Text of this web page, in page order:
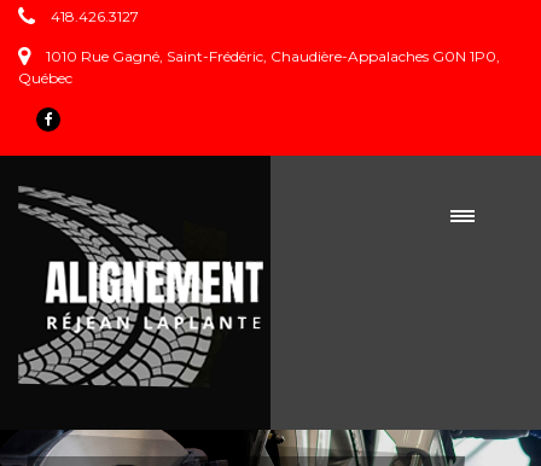
418.426.3127
1010 Rue Gagné, Saint-Frédéric, Chaudière-Appalaches G0N 1P0,
Québec